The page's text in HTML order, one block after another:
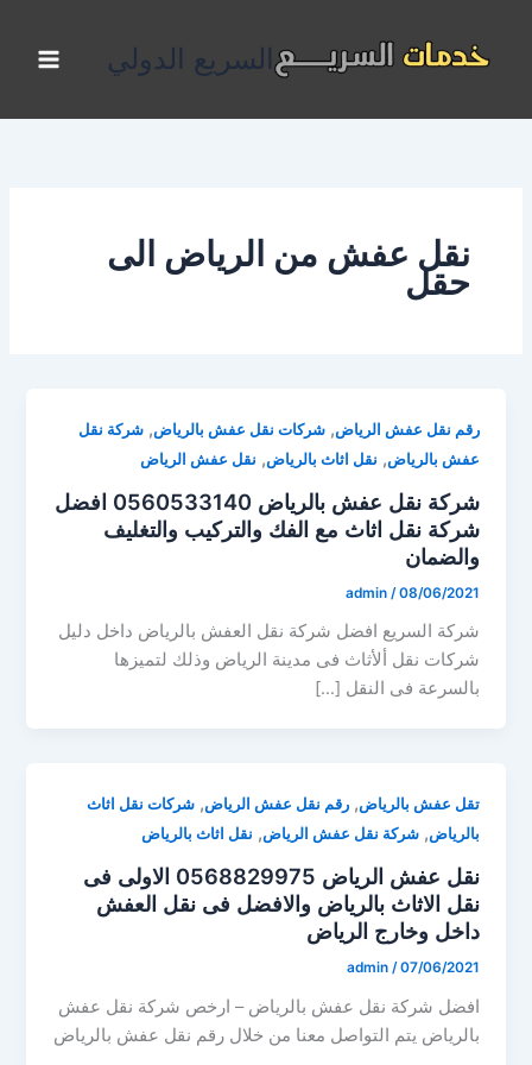
المحتوى
السريع الدولي
نقل عفش من الرياض الى
حقل
رقم نقل عفش الرياض,شركات نقل عفش بالرياض,شركة نقل
عفش بالرياض, نقل اثاث بالرياض, نقل عفش الرياض
شركة نقل عفش بالرياض 0560533140 افضل
شركة نقل اثاث مع الفك والتركيب والتغليف
والضمان
admin /08/06/2021
شركة السريع افضل شركة نقل العفش بالرياض داخل دليل
شركات نقل ألأثاث فى مدينة الرياض وذلك لتميزها
بالسرعة فى النقل […]
تقل عفش بالرياض,رقم نقل عفش الرياض,شركات نقل اثاث
بالرياض,شركة نقل عفش الرياض, نقل اثاث بالرياض
نقل عفش الرياض 0568829975 الاولى فى
نقل الاثاث بالرياض والافضل فى نقل العفش
داخل وخارج الرياض
admin /07/06/2021
افضل شركة نقل عفش بالرياض – ارخص شركة نقل عفش
بالرياض يتم التواصل معنا من خلال رقم نقل عفش بالرياض